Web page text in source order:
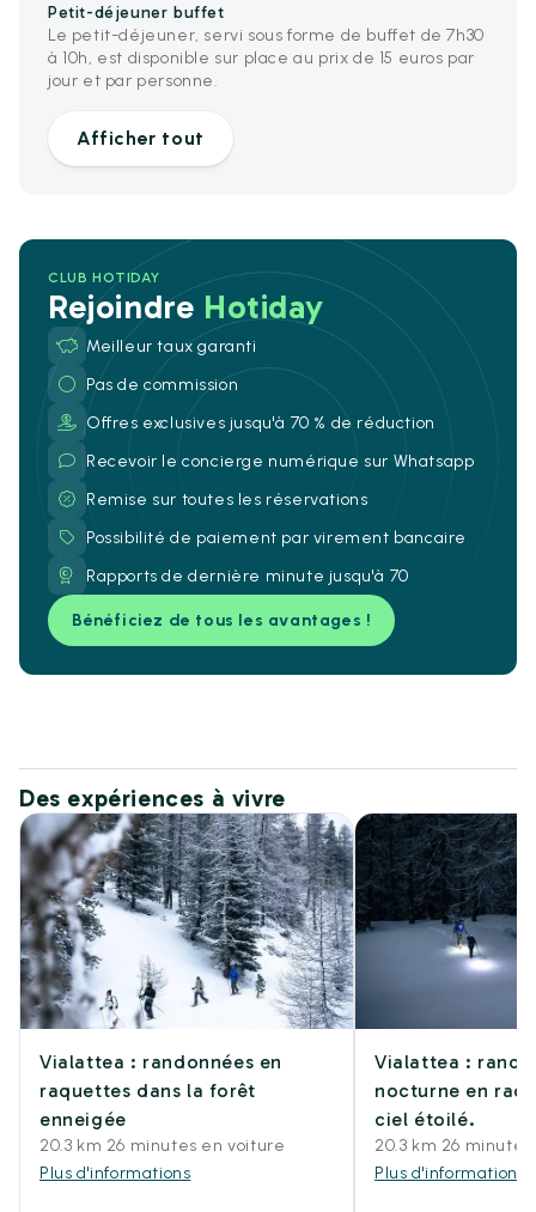
Petit-déjeuner buffet
Le petit-déjeuner, servi sous forme de buffet de 7h30
à 10h, est disponible sur place au prix de 15 euros par
jour et par personne.
Afficher tout
CLUB HOTIDAY
Rejoindre Hotiday
Meilleur taux garanti
Pas de commission
Offres exclusives jusqu'à 70 % de réduction
Recevoir le concierge numérique sur Whatsapp
Remise sur toutes les réservations
Possibilité de paiement par virement bancaire
Rapports de dernière minute jusqu'à 70
Bénéficiez de tous les avantages !
Des expériences à vivre
Vialattea : randonnées en
raquettes dans la forêt
enneigée
20.3 km 26 minutes en voiture
Plus d'informations
Vialattea :
nocturne en
ciel étoilé.
20.3 km 26
Plus d'informations